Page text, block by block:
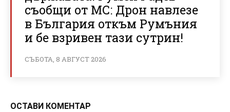
съобщи от МС: Дрон навлезе
в България откъм Румъния
и бе взривен тази сутрин!
СЪБОТА, 8 АВГУСТ 2026
ОСТАВИ КОМЕНТАР